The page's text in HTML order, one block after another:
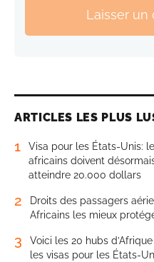
Laisser un
ARTICLES LES PLUS
1
Visa pour les États-Unis:
africains doivent
atteindre 20.000 dollars
2
Droits des passagers
Africains les mieux
3
Voici les 20 hubs
les visas pour les États-